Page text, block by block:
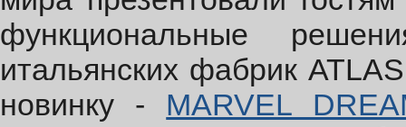
функциональные
итальянских фабрик
новинку - MARVEL